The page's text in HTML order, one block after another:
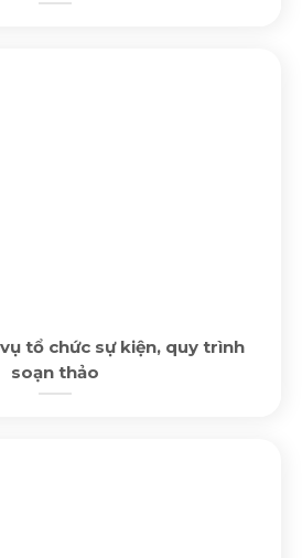
tổ chức sự kiện, quy trình
soạn thảo